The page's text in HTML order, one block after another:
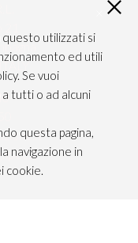
utilizzati si
ed utili
Se vuoi
a tutti o ad alcuni
questa pagina,
navigazione in
cookie.